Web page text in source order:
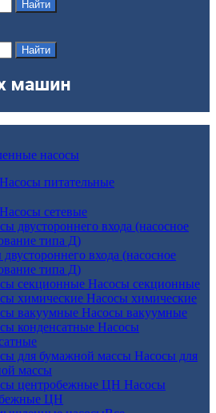
насосы
Насосы питательные
Насосы сетевые
входа (насосное
типа Д)
Насосы секционные
Насосы химические
Насосы вакуумные
Насосы
Насосы для
массы
Насосы
ЦН